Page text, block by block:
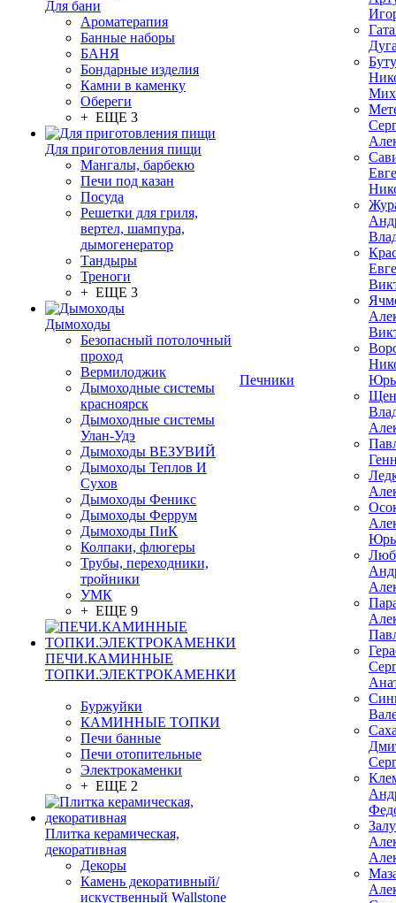
Для бани
Ароматерапия
Банные наборы
БАНЯ
Бондарные изделия
Камни в каменку
Обереги
+ ЕЩЕ 3
Для приготовления пищи
Мангалы, барбекю
Печи под казан
Посуда
Решетки для гриля,
вертел, шампура,
дымогенератор
Тандыры
Треноги
+ ЕЩЕ 3
Дымоходы
Безопасный потолочный
проход
Вермилоджик
Дымоходные системы
красноярск
Дымоходные системы
Улан-Удэ
Дымоходы ВЕЗУВИЙ
Дымоходы Теплов И
Сухов
Дымоходы Феникс
Дымоходы Феррум
Дымоходы ПиК
Колпаки, флюгеры
Трубы, переходники,
тройники
УМК
+ ЕЩЕ 9
ПЕЧИ.КАМИННЫЕ
ТОПКИ.ЭЛЕКТРОКАМЕНКИ
Буржуйки
КАМИННЫЕ ТОПКИ
Печи банные
Печи отопительные
Электрокаменки
+ ЕЩЕ 2
Плитка керамическая,
декоративная
Декоры
Камень декоративный/
искуственный Wallstone
Печники